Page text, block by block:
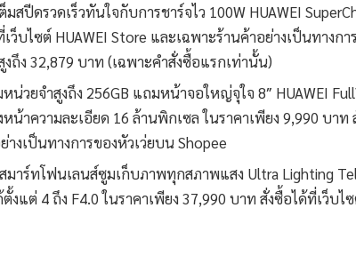
สปีดรวดเร็วทันใจกับการชาร์จไว 100W HUAWEI
ว็บไซต์ HUAWEI Store และเฉพาะร้านค้าอย่างเป็นทางก
ถึง 32,879 บาท (เฉพาะคำสั่งซื้อแรกเท่านั้น)
น่วยจำสูงถึง 256GB แถมหน้าจอใหญ่จุใจ 8″ HUAWEI
น้าความละเอียด 16 ล้านพิกเซล ในราคาเพียง 9,990 บาท
างเป็นทางการของหัวเว่ยบน Shopee
สมาร์ทโฟนเลนส์ซูมเก็บภาพทุกสภาพแสง Ultra Lighting
งแต่ 4 ถึง F4.0 ในราคาเพียง 37,990 บาท สั่งซื้อได้ที่เว็บไซ